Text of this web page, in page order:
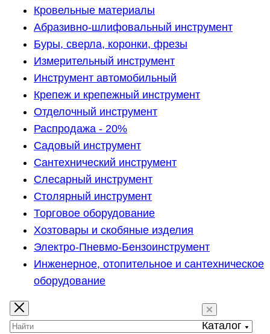
Кровельные материалы
Абразивно-шлифовальный инструмент
Буры, сверла, коронки, фрезы
Измерительный инструмент
Инструмент автомобильный
Крепеж и крепежный инструмент
Отделочный инструмент
Распродажа - 20%
Садовый инструмент
Сантехнический инструмент
Слесарный инструмент
Столярный инструмент
Торговое оборудование
Хозтовары и скобяные изделия
Электро-Пневмо-Бензоинструмент
Инженерное, отопительное и сантехническое
оборудование
Каталог